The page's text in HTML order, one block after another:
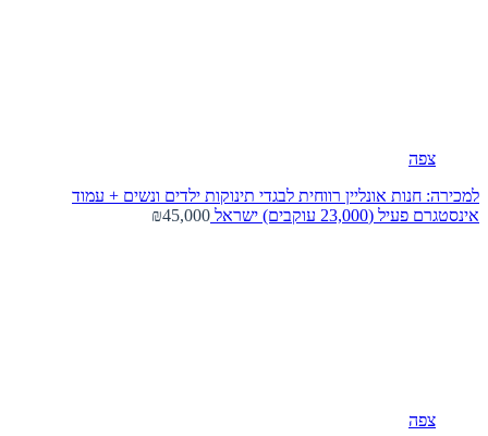
צפה
למכירה: חנות אונליין רווחית לבגדי תינוקות ילדים ונשים + עמוד
אינסטגרם פעיל (23,000 עוקבים)
ישראל ₪45,000
צפה